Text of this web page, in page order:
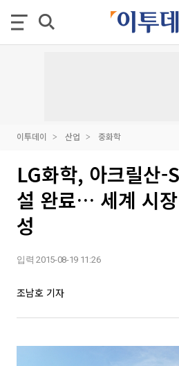
이투데이 산업 중화학
LG화학, 아크릴산-
설 완료… 세계 시
성
입력 2015-08-19 11:26
조남호 기자